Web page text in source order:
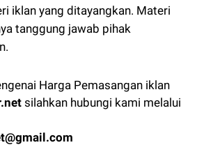
iklan yang ditayangkan. Materi
tanggung jawab pihak
Harga Pemasangan iklan
net silahkan hubungi kami melalui